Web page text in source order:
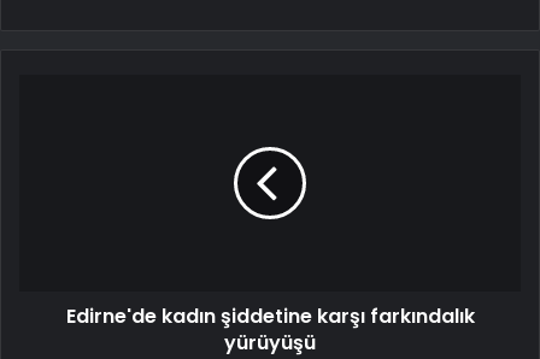
Edirne'de kadın şiddetine karşı farkındalık
yürüyüşü